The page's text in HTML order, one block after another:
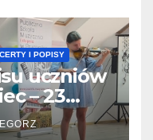
I POPISY
uczniów
– 23